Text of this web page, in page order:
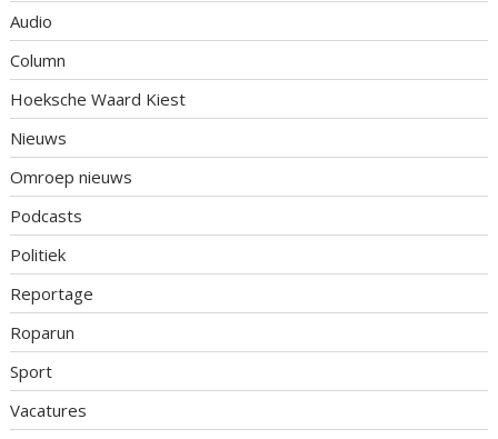
Audio
Column
Hoeksche Waard Kiest
Nieuws
Omroep nieuws
Podcasts
Politiek
Reportage
Roparun
Sport
Vacatures